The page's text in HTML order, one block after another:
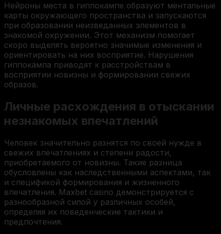
Нейроны места в гиппокампе образуют ментальные
карты окружающего пространства и запускаются
при образовании неизведанных элементов в
знакомой окружении. Этот механизм помогает
скоро выделять вероятно значимые изменения и
ориентировать на них восприятие. Нарушения
гиппокампа приводят к расстройствам в
восприятии новизны и формировании свежих
образов.
Личные расхождения в отыскании
незнакомых впечатлений
Человек значительно разнятся по своей нужде в
свежих впечатлениях и степени радости,
приобретаемого от новизны. Такие разница
обусловлены как наследственными аспектами, так
и спецификой формирования и жизненного
впечатления. Maxbet casino демонстрируется с
разнообразной силой у различных особей,
определяя их поведенческие тактики и
предпочтения.